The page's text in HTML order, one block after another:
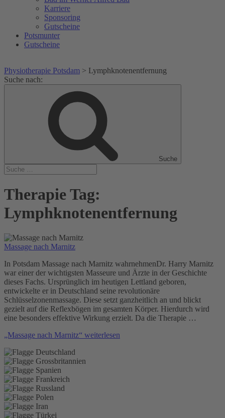
Karriere
Sponsoring
Gutscheine
Potsmunter
Gutscheine
Physiotherapie Potsdam > Lymphknotenentfernung
Suche nach:
Suche
Therapie Tag:
Lymphknotenentfernung
Massage nach Marnitz
In Potsdam Massage nach Marnitz wahrnehmenDr. Harry Marnitz
war einer der wichtigsten Masseure und Ärzte in der Geschichte
dieses Fachs. Ursprünglich im heutigen Lettland geboren,
entwickelte er in Deutschland seine revolutionäre
Schlüsselzonenmassage. Diese setzt ganzheitlich an und blickt
gezielt auf die Reflexbögen im gesamten Körper. Hierdurch wird
eine besonders effektive Wirkung erzielt. Da die Therapie …
„Massage nach Marnitz“ weiterlesen